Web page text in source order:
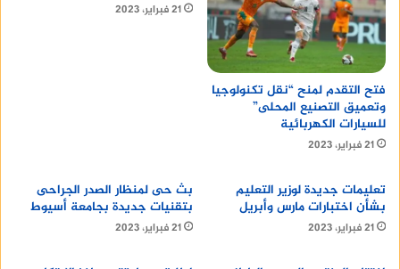
15. كلية علوم هندسة الحاسب.
عنوان جامعة الجلالة الأهلية
الجلالة الاهلية :
تقع جامعة الجلالة في مدينة الجلالة التي تحمل نفس
فتح التقدم لمنح “نقل تكنولوجيا
وتعميق التصنيع المحلى”
للسيارات الكهربائية
21 فبراير، 2023
21 فبراير، 2023
تعليمات جديدة لوزير التعليم
بشأن اختبارات مارس وأبريل
21 فبراير، 2023
بث حى لمنظار الصدر الجراحى
بتقنيات جديدة بجامعة أسيوط
21 فبراير، 2023